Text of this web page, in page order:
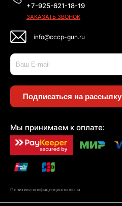
+7-925-621-18-19
ЗАКАЗАТЬ ЗВОНОК
info@cccp-gun.ru
Подписаться на рассылку
Мы принимаем к оплате:
Политика конфиденциальности